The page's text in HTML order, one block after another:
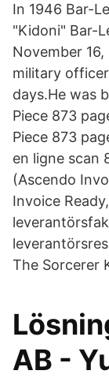
In 1946 Bar-
"Kidoni" Bar-
November 16,
military
days.He was
Piece 873
Piece 873
en ligne scan
(Ascendo
Invoice
The Sorcerer
AB -